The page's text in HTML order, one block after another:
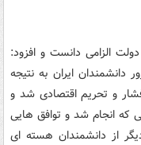
الزامی دانست و افزود:
ایران به نتیجه
و تحریم اقتصادی شد و
که انجام شد و توافق هایی
از دانشمندان هسته ای